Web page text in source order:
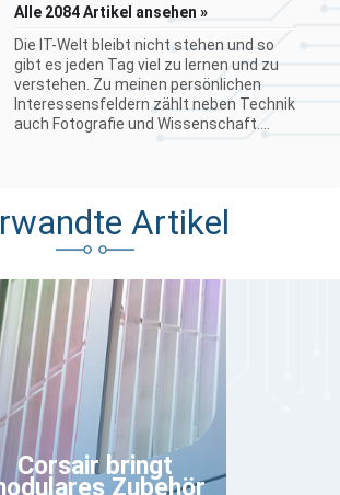
Alle 2084 Artikel ansehen »
Die IT-Welt bleibt nicht stehen und so
gibt es jeden Tag viel zu lernen und zu
verstehen. Zu meinen persönlichen
Interessensfeldern zählt neben Technik
auch Fotografie und Wissenschaft....
Artikel
Corsair bringt
Zubehör